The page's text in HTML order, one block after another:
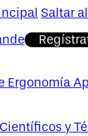
Saltar
Ergonomía
y